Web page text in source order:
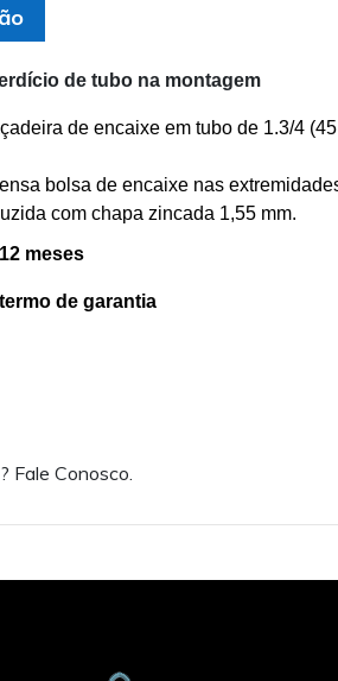
de tubo na montagem
de encaixe em tubo de 1.3/4
bolsa de encaixe nas
com chapa zincada 1,55 mm.
meses
de garantia
Fale Conosco.